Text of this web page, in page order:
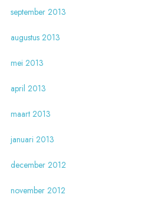
september 2013
augustus 2013
mei 2013
april 2013
maart 2013
januari 2013
december 2012
november 2012